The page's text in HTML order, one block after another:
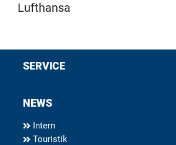
Lufthansa
SERVICE
NEWS
Intern
Touristik